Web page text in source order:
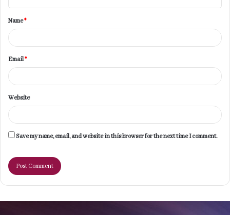
t
*Name*
Email*
Website
Save my name, email, and website in this browser for the next time I comment.